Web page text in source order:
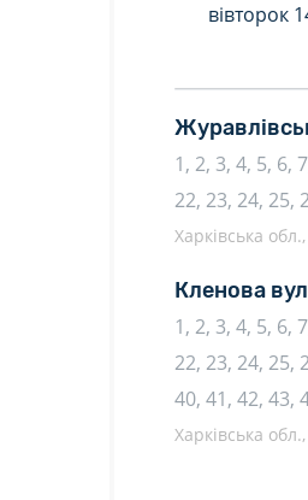
вівторок
1, 2, 3, 4, 5, 6,
22, 23, 24, 25,
Харківська
Кленова
1, 2, 3, 4, 5, 6,
22, 23, 24, 25,
40, 41, 42, 43,
Харківська